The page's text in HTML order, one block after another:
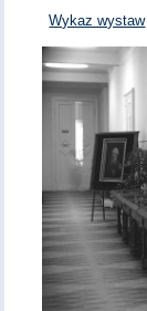
Wykaz wystaw